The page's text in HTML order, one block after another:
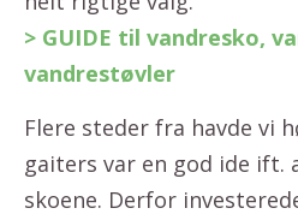
> GUIDE til vandresko,
vandrestøvler
Flere steder fra havde vi
gaiters var en god ide ift.
skoene. Derfor